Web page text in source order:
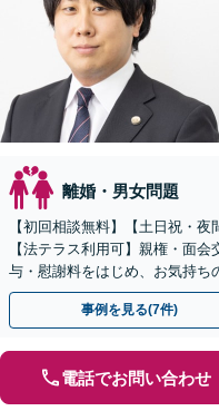
離婚・男女問題
【初回相談無料】【土日祝・夜
【法テラス利用可】親権・面
与・慰謝料をはじめ、お気持ち
り良い人生の再スタートに向け
事例を見る(7件)
電話でお問い合わせ